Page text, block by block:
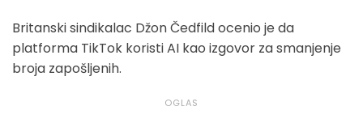
Britanski sindikalac Džon Čedfild ocenio je da
platforma TikTok koristi AI kao izgovor za smanjenje
broja zapošljenih.